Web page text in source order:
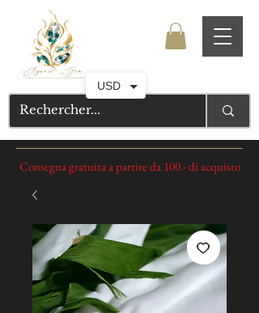
Consegna gratuita a partire da 100.- di acquisto
USD